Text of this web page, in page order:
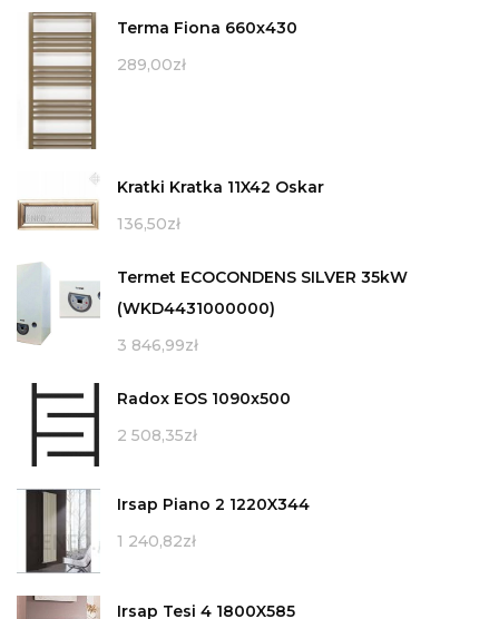
Terma Fiona 660x430
289,00zł
Kratki Kratka 11X42 Oskar
136,50zł
Termet ECOCONDENS SILVER 35kW
(WKD4431000000)
3 846,99zł
Radox EOS 1090x500
2 508,35zł
Irsap Piano 2 1220X344
1 240,82zł
Irsap Tesi 4 1800X585